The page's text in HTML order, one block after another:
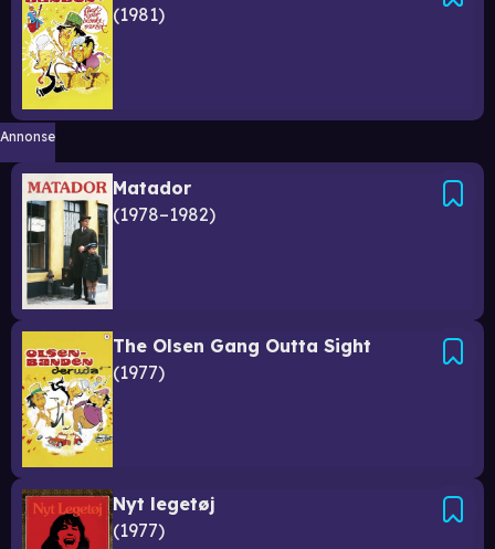
1981
Annonse
Matador
1978–1982
The Olsen Gang Outta Sight
1977
Nyt legetøj
1977